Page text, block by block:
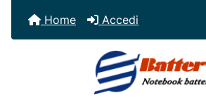
Home Accedi